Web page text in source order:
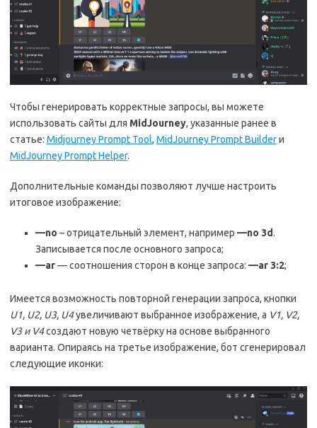
Чтобы генерировать корректные запросы, вы можете
использовать сайты для MidJourney, указанные ранее в
статье: Midjourney Prompt Tool, MidJourney Prompt Builderи
MidJourney Prompt Helper.
Дополнительные команды позволяют лучше настроить
итоговое изображение:
—no – отрицательный элемент, например —no 3d.
Записывается после основного запроса;
—ar— соотношения сторон в конце запроса: —ar 3:2;
Имеется возможность повторной генерации запроса, кнопки
U1, U2, U3, U4увеличивают выбранное изображение, а V1, V2,
V3 и V4создают новую четвёрку на основе выбранного
варианта. Опираясь на третье изображение, бот сгенерировал
следующие иконки: